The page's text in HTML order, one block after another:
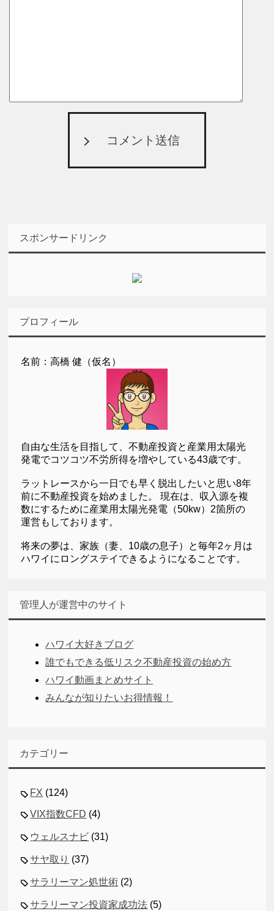
コメント送信
スポンサードリンク
プロフィール
名前：高橋 健（仮名）
自由な生活を目指して、不動産投資と産業用太陽光
発電でコツコツ不労所得を増やしている43歳です。
ラットレースから一日でも早く脱出したいと思い8年
前に不動産投資を始めました。 現在は、収入源を複
数にするために産業用太陽光発電（50kw）2箇所の
運営もしております。
将来の夢は、家族（妻、10歳の息子）と毎年2ヶ月は
ハワイにロングステイできるようになることです。
管理人が運営中のサイト
ハワイ大好きブログ
誰でもできる低リスク不動産投資の始め方
ハワイ動画まとめサイト
みんなが知りたいお得情報！
カテゴリー
FX (124)
VIX指数CFD (4)
ウェルスナビ (31)
サヤ取り (37)
サラリーマン処世術 (2)
サラリーマン投資家成功法 (5)